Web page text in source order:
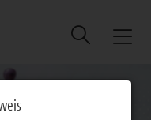
Suche